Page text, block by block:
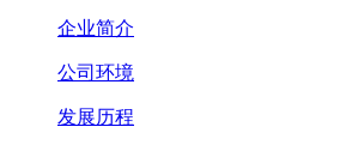
企业简介
公司环境
发展历程